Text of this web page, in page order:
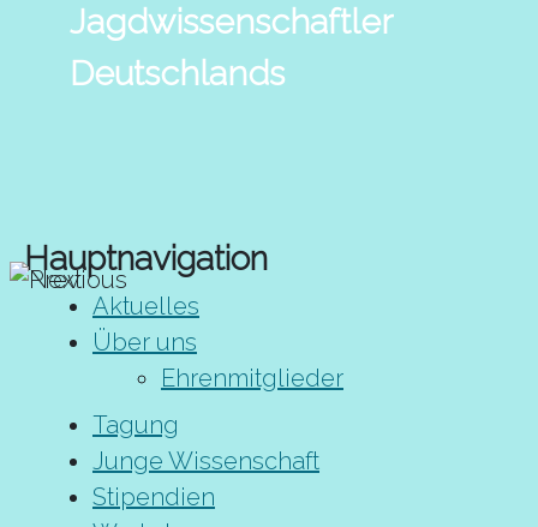
Jagdwissenschaftler
Deutschlands
Hauptnavigation
Aktuelles
Über uns
Ehrenmitglieder
Tagung
Junge Wissenschaft
Stipendien